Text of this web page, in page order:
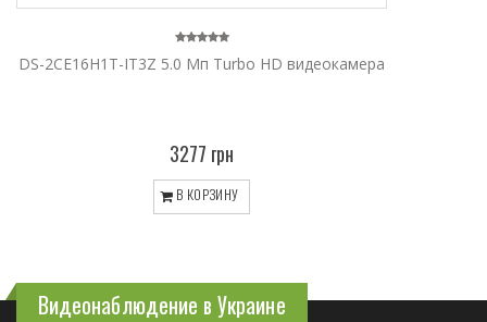
DS-2CE16H1T-IT3Z 5.0 Мп Turbo HD видеокамера
3277 грн
В КОРЗИНУ
Видеонаблюдение в Украине